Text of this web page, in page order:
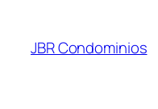
JBR Condominios